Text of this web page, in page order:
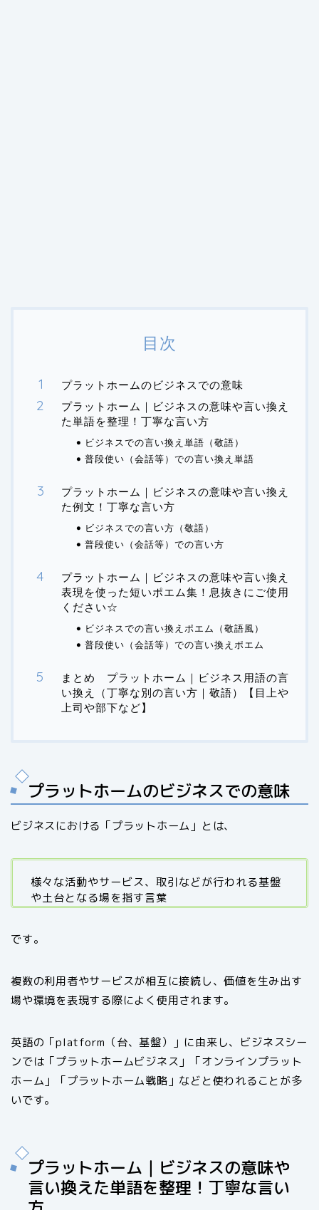
目次
プラットホームのビジネスでの意味
プラットホーム｜ビジネスの意味や言い換え
た単語を整理！丁寧な言い方
ビジネスでの言い換え単語（敬語）
普段使い（会話等）での言い換え単語
プラットホーム｜ビジネスの意味や言い換え
た例文！丁寧な言い方
ビジネスでの言い方（敬語）
普段使い（会話等）での言い方
プラットホーム｜ビジネスの意味や言い換え
表現を使った短いポエム集！息抜きにご使用
ください☆
ビジネスでの言い換えポエム（敬語風）
普段使い（会話等）での言い換えポエム
まとめ プラットホーム｜ビジネス用語の言
い換え（丁寧な別の言い方｜敬語）【目上や
上司や部下など】
プラットホームのビジネスでの意味
ビジネスにおける「プラットホーム」とは、
様々な活動やサービス、取引などが行われる基盤
や土台となる場を指す言葉
です。
複数の利用者やサービスが相互に接続し、価値を生み出す
場や環境を表現する際によく使用されます。
英語の「platform（台、基盤）」に由来し、ビジネスシー
ンでは「プラットホームビジネス」「オンラインプラット
ホーム」「プラットホーム戦略」などと使われることが多
いです。
プラットホーム｜ビジネスの意味や
言い換えた単語を整理！丁寧な言い